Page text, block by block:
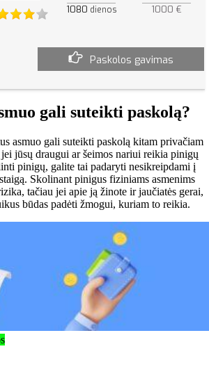
1080 dienos 1000 €
Paskolos gavimas
gali suteikti paskolą?
asmuo gali suteikti paskolą kitam privačiam
jūsų draugui ar šeimos nariui reikia pinigų
pinigų, galite tai padaryti nesikreipdami į
Skolinant pinigus fiziniams asmenims
tačiau jei apie ją žinote ir jaučiatės gerai,
būdas padėti žmogui, kuriam to reikia.